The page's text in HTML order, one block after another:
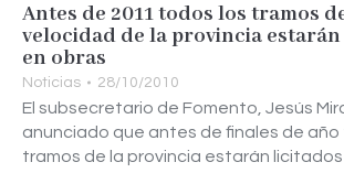
Antes de 2011 todos los tramos
velocidad de la provincia
en obras
Noticias 28/10/2010
El subsecretario de Fomento, Jesús
anunciado que antes de finales de año
tramos de la provincia estarán